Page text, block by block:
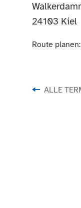
24103 Kiel
Route planen:
ALLE